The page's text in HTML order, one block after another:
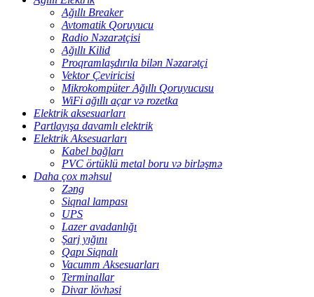
Ağıllı Breaker
Avtomatik Qoruyucu
Radio Nəzarətçisi
Ağıllı Kilid
Proqramlaşdırıla bilən Nəzarətçi
Vektor Çeviricisi
Mikrokompüter Ağıllı Qoruyucusu
WiFi ağıllı açar və rozetka
Elektrik aksesuarları
Partlayışa davamlı elektrik
Elektrik Aksesuarları
Kabel bağları
PVC örtüklü metal boru və birləşmə
Daha çox məhsul
Zəng
Siqnal lampası
UPS
Lazer avadanlığı
Şarj yığını
Qapı Siqnalı
Vacumm Aksesuarları
Terminallar
Divar lövhəsi